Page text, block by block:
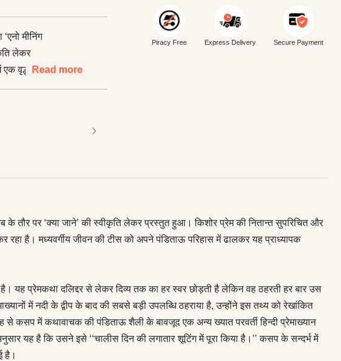
मीनिंग
लेकर
यह
हिन्दी में
का हर
का
की
जैसी
शूटिंग में पूरा
इसका नायक
भावुक,
दबंग
Read more
›
Piracy Free Express Delivery Secure Payment
तौर पर ‘क्या जाने’ की स्वीकृति लेकर प्रस्तुत हुआ। किशोर प्रेम की नितान्त सुपरिचित और
है। मध्यवर्गीय जीवन की टीस को अपने पंडिताऊ परिहास में ढालकर यह प्राध्यापक
यह प्रेमकथा दलिद्दर से लेकर दिव्य तक का हर स्वर छोड़ती है लेकिन वह ठहरती हर बार उस
में नदी के द्वीप के बाद की सबसे बड़ी उपलब्धि ठहराया है, उन्होंने इस तथ्य को रेखांकित
से कसप में कथावाचक की पंडिताऊ शैली के बावजूद एक अन्य ख्यात परवर्ती हिन्दी प्रेमाख्यान
यह है कि उसने इसे ‘‘चालीस दिन की लगातार शूटिंग में पूरा किया है।’’ कसप के सन्दर्भ में
है।